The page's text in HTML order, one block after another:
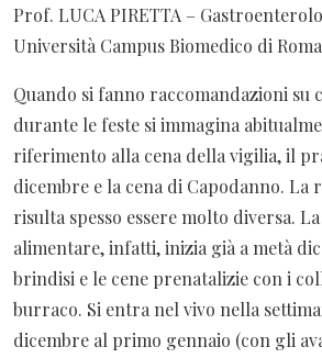
Prof. LUCA PIRETTA –
Università Campus Biomedico di Roma
Quando si fanno raccomandazioni su
durante le feste si immagina
riferimento alla cena della vigilia, il
dicembre e la cena di Capodanno. La
risulta spesso essere molto diversa.
alimentare, infatti, inizia già a metà
brindisi e le cene prenatalizie con i
burraco. Si entra nel vivo nella
dicembre al primo gennaio (con gli